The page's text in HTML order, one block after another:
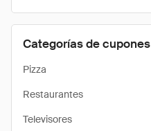
Categorías de cupones
Pizza
Restaurantes
Televisores